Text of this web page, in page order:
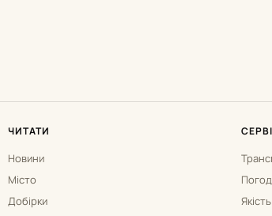
ЧИТАТИ
Новини
Місто
Добірки